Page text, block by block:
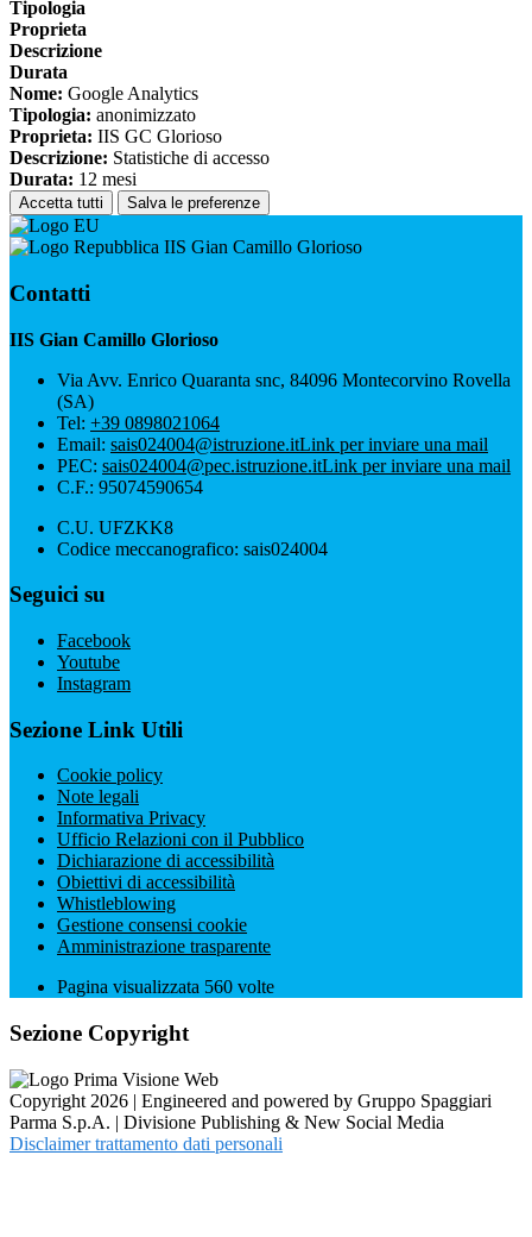
Tipologia
Proprieta
Descrizione
Durata
Nome: Google Analytics
Tipologia: anonimizzato
Proprieta: IIS GC Glorioso
Descrizione: Statistiche di accesso
Durata: 12 mesi
Accetta tutti Salva le preferenze
IIS Gian Camillo Glorioso
Contatti
IIS Gian Camillo Glorioso
Via Avv. Enrico Quaranta snc, 84096 Montecorvino Rovella
(SA)
Tel: +39 0898021064
Email: sais024004@istruzione.itLink per inviare una mail
PEC: sais024004@pec.istruzione.itLink per inviare una mail
C.F.: 95074590654
C.U. UFZKK8
Codice meccanografico: sais024004
Seguici su
Facebook
Youtube
Instagram
Sezione Link Utili
Cookie policy
Note legali
Informativa Privacy
Ufficio Relazioni con il Pubblico
Dichiarazione di accessibilità
Obiettivi di accessibilità
Whistleblowing
Gestione consensi cookie
Amministrazione trasparente
Pagina visualizzata 560 volte
Sezione Copyright
Copyright 2026 | Engineered and powered by Gruppo Spaggiari
Parma S.p.A. | Divisione Publishing & New Social Media
Disclaimer trattamento dati personali